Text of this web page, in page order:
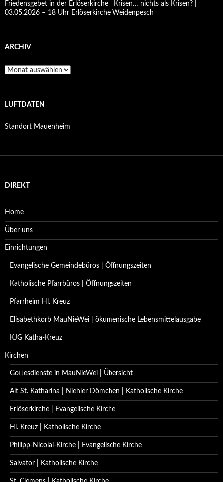
Friedensgebet in der Erlöserkirche | Krisen… nichts als Krisen? |
03.05.2026 – 18 Uhr Erlöserkirche Weidenpesch
ARCHIV
Archiv
LUFTDATEN
Standort Mauenheim
DIREKT
Home
Über uns
Einrichtungen
Evangelische Gemeindebüros | Öffnungszeiten
Katholische Pfarrbüros | Öffnungszeiten
Pfarrheim Hl. Kreuz
Elisabethkorb MauNieWei | ökumenische Lebensmittelausgabe
KJG Katha-Kreuz
Kirchen
Gottesdienste in MauNieWei | Übersicht
Alt St. Katharina | Niehler Dömchen | Katholische Kirche
Erlöserkirche | Evangelische Kirche
Hl. Kreuz | Katholische Kirche
Philipp-Nicolai-Kirche | Evangelische Kirche
Salvator | Katholische Kirche